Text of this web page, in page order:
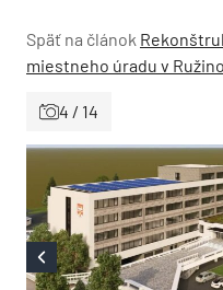
Späť na článok
miestneho úradu v
4 / 14